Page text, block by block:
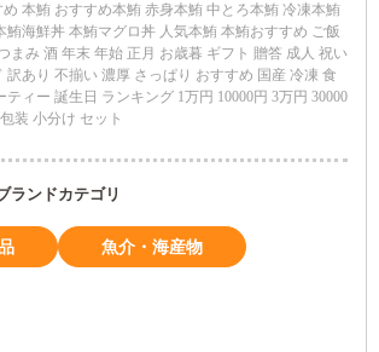
本鮪 おすすめ本鮪 赤身本鮪 中とろ本鮪 冷凍本鮪
鮪海鮮丼 本鮪マグロ丼 人気本鮪 本鮪おすすめ ご飯
まみ 酒 年末 年始 正月 お歳暮 ギフト 贈答 成人 祝い
訳あり 不揃い 濃厚 さっぱり おすすめ 国産 冷凍 食
ィー 誕生日 ランキング 1万円 10000円 3万円 30000
装 小分け セット
ランドカテゴリ
魚介・海産物